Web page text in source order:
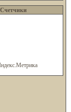
Счетчики